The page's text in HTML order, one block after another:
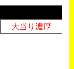
大当り濃厚